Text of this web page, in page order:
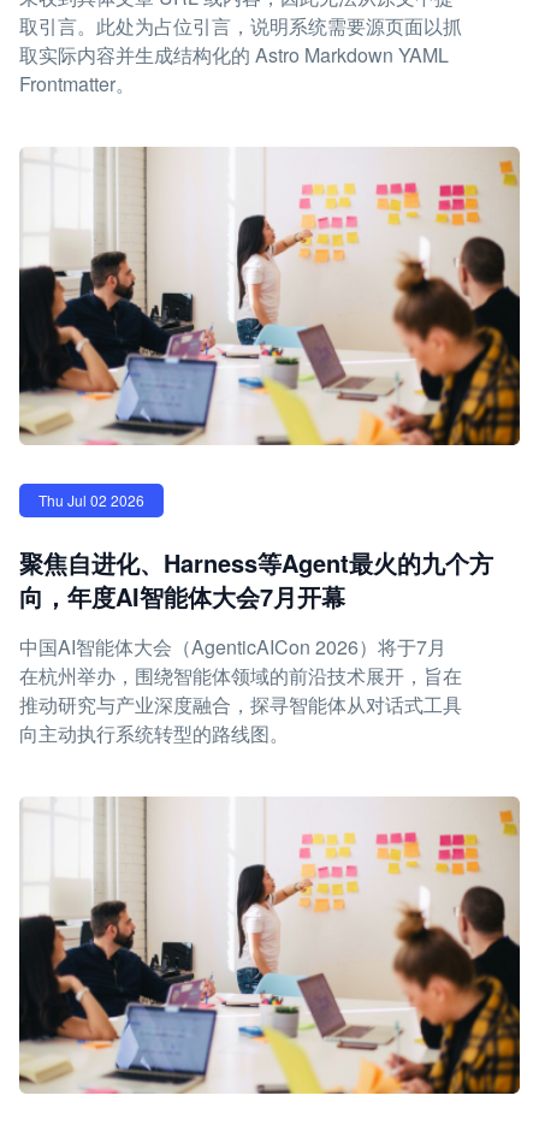
取引言。此处为占位引言，说明系统需要源页面以抓
取实际内容并生成结构化的 Astro Markdown YAML
Frontmatter。
Thu Jul 02 2026
聚焦自进化、Harness等Agent最火的九个方
向，年度AI智能体大会7月开幕
中国AI智能体大会（AgenticAICon 2026）将于7月
在杭州举办，围绕智能体领域的前沿技术展开，旨在
推动研究与产业深度融合，探寻智能体从对话式工具
向主动执行系统转型的路线图。